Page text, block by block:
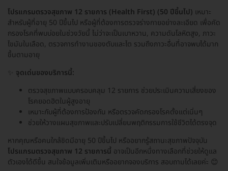
โปรแกรมตรวจสุขภาพ 12 รายการ (Health First) (50 ปีขึ้นไป) เหมาะ
สำหรับผู้ที่อายุ 50 ปีขึ้นไป หรือผู้ที่ต้องการตรวจร่างกายอย่างละเอียด เพื่อคัด
กรองโรคที่พบบ่อยในช่วงวัยนี้ ไม่ว่าจะเป็นเบาหวาน, ความดันโลหิตสูง, ภาวะ
ไขมันในเลือด, ตรวจการทำงานของตับและไต รวมถึงภาวะอื่นที่อาจพบได้มาก
ขึ้นตามอายุ
จุดเด่นของบริการนี้:
ตรวจสุขภาพแบบครอบคลุม 12 รายการ ช่วยประเมินความเสี่ยงของ
โรคยอดฮิตในผู้สูงอายุ
เหมาะกับผู้ที่ต้องการป้องกัน หรือตรวจคัดกรองโรคตั้งแต่เนิ่นๆ
ช่วยให้วางแผนสุขภาพและปรับเปลี่ยนพฤติกรรมการใช้ชีวิตได้ตรงจุด
หากคุณหรือคนใกล้ชิดมีอายุ 50 ปีขึ้นไป หรืออยากรู้สถานะสุขภาพปัจจุบัน
โปรแกรมตรวจสุขภาพ 12 รายการนี้ อาจเป็นอีกหนึ่งทางเลือกที่ช่วยให้ดูแล
ตัวเองได้ดีขึ้น สนใจข้อมูลเพิ่มเติมหรืออยากจองบริการ สอบถามได้เลยค่ะ 😊